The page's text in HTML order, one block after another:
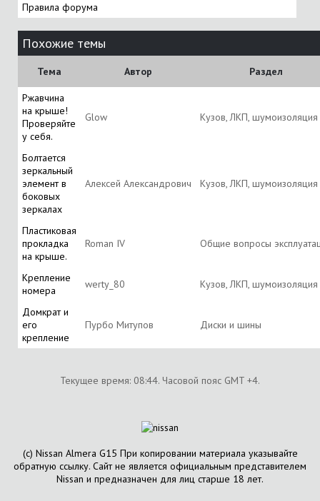
Правила форума
Похожие темы
Тема Автор Раздел
Ржавчина
на крыше!
Проверяйте
у себя.
Glow Кузов, ЛКП, шумоизоляция
Болтается
зеркальный
элемент в
боковых
зеркалах
Алексей Александрович Кузов, ЛКП, шумоизоляция
Пластиковая
прокладка
на крыше.
Roman IV Общие вопросы
Крепление
номера
werty_80 Кузов, ЛКП, шумоизоляция
Домкрат и
его
крепление
Пурбо Митупов Диски и шины
Текущее время: 08:44. Часовой пояс GMT +4.
(с) Nissan Almera G15 При копировании материала указывайте
обратную ссылку. Сайт не является официальным представителем
Nissan и предназначен для лиц старше 18 лет.